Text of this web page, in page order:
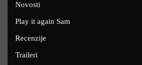
Novosti
Play it again Sam
Recenzije
Traileri